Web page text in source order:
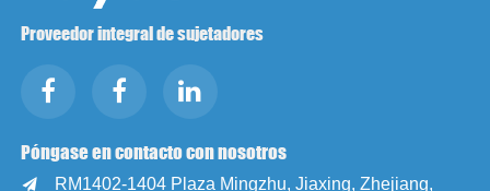
Proveedor integral de sujetadores
Póngase en contacto con nosotros
 RM1402-1404 Plaza Mingzhu, Jiaxing, Zhejiang,